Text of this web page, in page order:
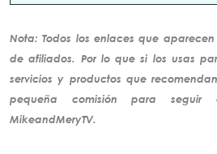
Nota: Todos los enlaces que
deafiliados. Por lo que si los usas
servicios y productos que
pequeña comisión para
MikeandMeryTV.